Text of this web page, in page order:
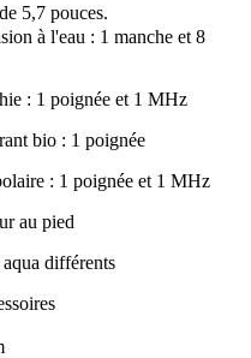
5,7 pouces.
à l'eau : 1 manche et 8
: 1 poignée et 1 MHz
bio : 1 poignée
: 1 poignée et 1 MHz
au pied
différents